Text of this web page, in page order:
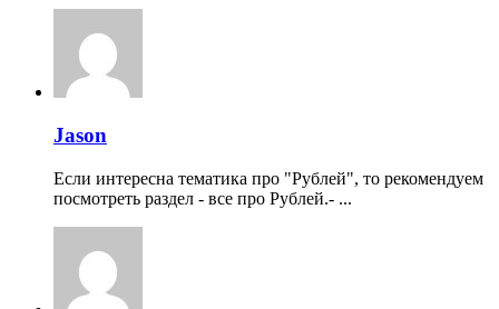
Jason
Если интересна тематика про "Рублей", то рекомендуем
посмотреть раздел - все про Рублей.- ...